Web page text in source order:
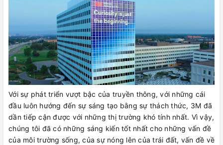
Với sự phát triển vượt bậc của truyền thông, với những cái
đầu luôn hướng đến sự sáng tạo bằng sự thách thức, 3M đã
dần tiếp cận được với những thị trường khó tính nhất. Vì vậy,
chúng tôi đã có những sáng kiến tốt nhất cho những vấn đề
của môi trường sống, của sự nóng lên của trái đất, vấn đề về